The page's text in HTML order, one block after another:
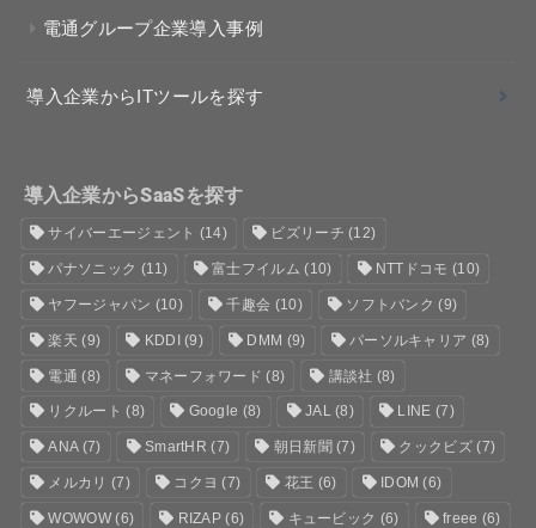
電通グループ企業導入事例
導入企業からITツールを探す
導入企業からSaaSを探す
サイバーエージェント (14) ビズリーチ (12)
パナソニック (11) 富士フイルム (10) NTTドコモ (10)
ヤフージャパン (10) 千趣会 (10) ソフトバンク (9)
楽天 (9) KDDI(9) DMM (9) パーソルキャリア (8)
電通 (8) マネーフォワード (8) 講談社 (8)
リクルート (8) Google (8) JAL(8) LINE (7)
ANA(7) SmartHR (7) 朝日新聞 (7) クックビズ(7)
メルカリ (7) コクヨ (7) 花王 (6) IDOM (6)
WOWOW(6) RIZAP (6) キュービック (6) freee (6)